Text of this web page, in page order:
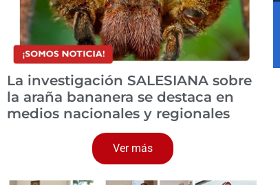
La investigación SALESIANA sobre
la araña bananera se destaca en
medios nacionales y regionales
Ver más